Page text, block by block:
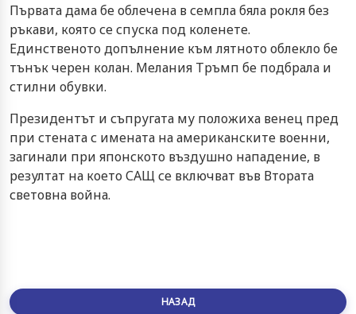
Първата дама бе облечена в семпла бяла рокля без
ръкави, която се спуска под коленете.
Единственото допълнение към лятното облекло бе
тънък черен колан. Мелания Тръмп бе подбрала и
стилни обувки.
Президентът и съпругата му положиха венец пред
при стената с имената на американските военни,
загинали при японското въздушно нападение, в
резултат на което САЩ се включват във Втората
световна война.
НАЗАД